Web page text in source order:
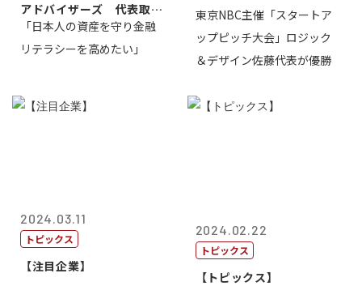
アドバイザーズ 代表取締
役会長 篠田...
「日本人の資産を守り金融
リテラシーを高めたい」
東京NBC主催「スタートア
ップピッチ大会」ロジック
＆デザイン佐藤代表が優勝
2024.03.11
トピックス
【注目企業】
2024.02.22
トピックス
【トピックス】